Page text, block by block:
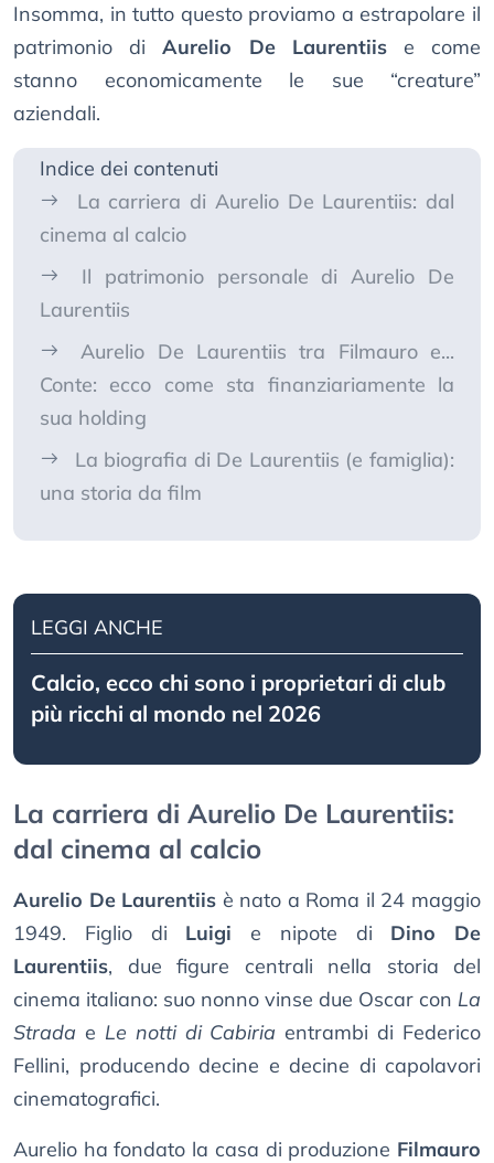
Insomma, in tutto questo proviamo a estrapolare il
patrimonio diAurelio De Laurentiise come
stanno economicamente le sue “creature”
aziendali.
Indice dei contenuti
La carriera di Aurelio De Laurentiis: dal
cinema al calcio
Il patrimonio personale di Aurelio De
Laurentiis
Aurelio De Laurentiis tra Filmauro e...
Conte: ecco come sta finanziariamente la
sua holding
La biografia di De Laurentiis (e famiglia):
una storia da film
LEGGI ANCHE
Calcio, ecco chi sono i proprietari di club
più ricchi al mondo nel 2026
La carriera di Aurelio De Laurentiis:
dal cinema al calcio
Aurelio De Laurentiis è nato a Roma il 24 maggio
1949. Figlio di Luigi e nipote di Dino De
Laurentiis, due figure centrali nella storia del
cinema italiano: suo nonno vinse due Oscar con La
Strada e Le notti di Cabiria entrambi di Federico
Fellini, producendo decine e decine di capolavori
cinematografici.
Aurelio ha fondato la casa di produzione Filmauro